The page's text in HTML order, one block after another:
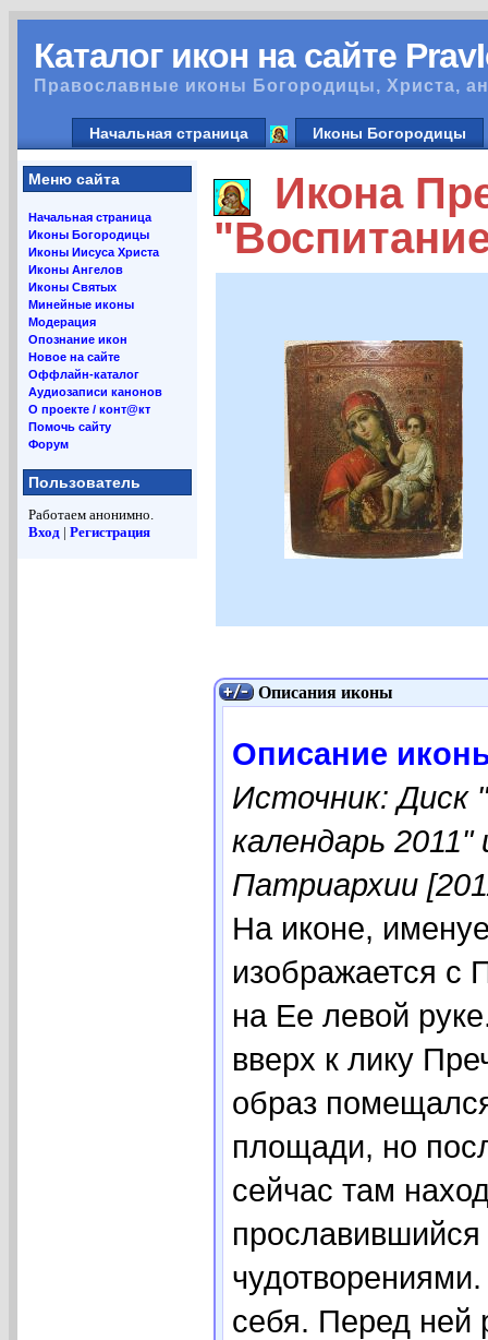
Каталог икон на сайте
Православные иконы Богородицы, Христа,
Начальная страница Иконы Богородицы
Меню сайта
Начальная страница
Иконы Богородицы
Иконы Иисуса Христа
Иконы Ангелов
Иконы Святых
Минейные иконы
Модерация
Опознание икон
Новое на сайте
Оффлайн-каталог
Аудиозаписи канонов
О проекте / конт@кт
Помочь сайту
Форум
Пользователь
Работаем анонимно.
Вход | Регистрация
Икона
Описания иконы
Описание
Источник: Диск
календарь
Патриархии
На иконе,
изображается
на Ее левой
вверх к лику
образ
площади, но
сейчас там
себя. Перед ней